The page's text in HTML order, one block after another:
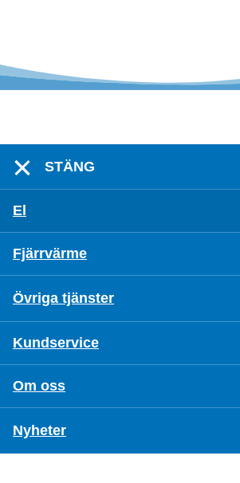
STÄNG
El
Fjärrvärme
Övriga tjänster
Kundservice
Om oss
Nyheter